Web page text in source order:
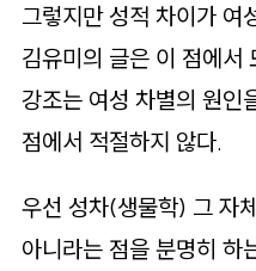
그렇지만 성적 차이가 여
김유미의 글은 이 점에서
강조는 여성 차별의 원인
점에서 적절하지 않다.
우선 성차(생물학) 그 자
아니라는 점을 분명히 하